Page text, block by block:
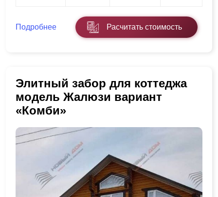
Подробнее Расчитать стоимость
Элитный забор для коттеджа
модель Жалюзи вариант
«Комби»